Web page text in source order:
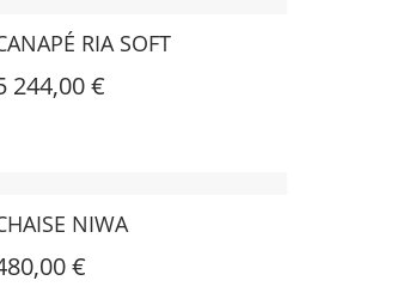
RIA SOFT
244,00 €
NIWA
€